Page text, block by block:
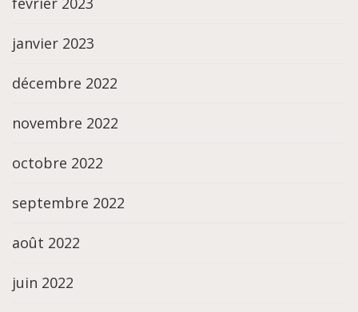
janvier 2023
décembre 2022
novembre 2022
octobre 2022
septembre 2022
août 2022
juin 2022